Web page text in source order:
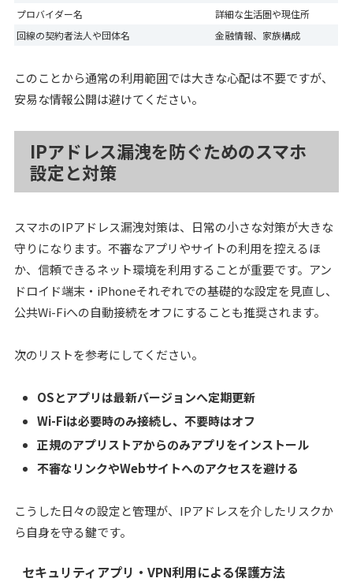
プロバイダー名
詳細な生活圏や現住所
回線の契約者法人や団体名
金融情報、家族構成
このことから通常の利用範囲では大きな心配は不要ですが、
安易な情報公開は避けてください。
IPアドレス漏洩を防ぐためのスマホ
設定と対策
スマホのIPアドレス漏洩対策は、日常の小さな対策が大きな
守りになります。不審なアプリやサイトの利用を控えるほ
か、信頼できるネット環境を利用することが重要です。アン
ドロイド端末・iPhoneそれぞれでの基礎的な設定を見直し、
公共Wi-Fiへの自動接続をオフにすることも推奨されます。
次のリストを参考にしてください。
OSとアプリは最新バージョンへ定期更新
Wi-Fiは必要時のみ接続し、不要時はオフ
正規のアプリストアからのみアプリをインストール
不審なリンクやWebサイトへのアクセスを避ける
こうした日々の設定と管理が、IPアドレスを介したリスクか
ら自身を守る鍵です。
セキュリティアプリ・VPN利用による保護方法